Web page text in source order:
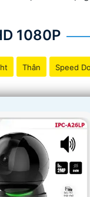
1080P
Thân Speed